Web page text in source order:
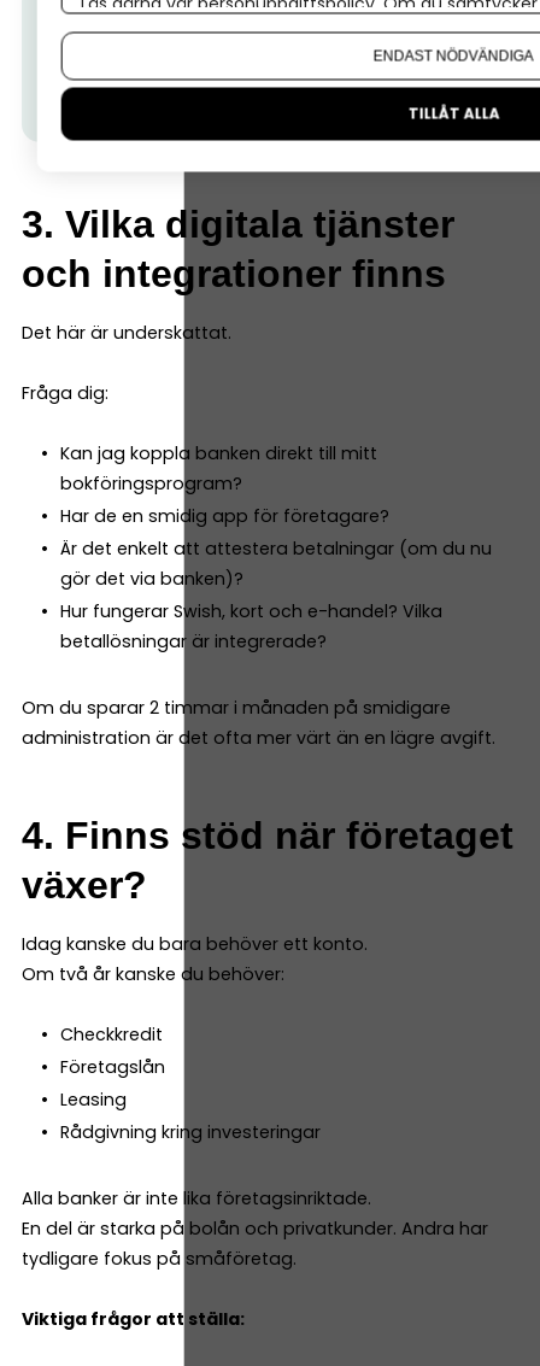
Tips från Nordea:Hos oss på Nordea får du som
småföretagare flexibla bank- och
finansieringslösningar som hjälper dig växa.Läs om
3. Vilka digitala tjänster
och integrationer finns
Det här är underskattat.
Fråga dig:
Kan jag koppla banken direkt till mitt
bokföringsprogram?
Har de en smidig app för företagare?
Är det enkelt att attestera betalningar (om du nu
gör det via banken)?
Hur fungerar Swish, kort och e-handel? Vilka
betallösningar är integrerade?
Om du sparar 2 timmar i månaden på smidigare
administration är det ofta mer värt än en lägre avgift.
4. Finns stöd när företaget
växer?
Idag kanske du bara behöver ett konto.
Om två år kanske du behöver:
Checkkredit
Företagslån
Leasing
Rådgivning kring investeringar
Alla banker är inte lika företagsinriktade.
En del är starka på bolån och privatkunder. Andra har
tydligare fokus på småföretag.
Viktiga frågor att ställa:
Om du vill ändra ditt val i efterhand hittar du den
ENDAST NÖDVÄNDIGA
TILLÅT ALLA